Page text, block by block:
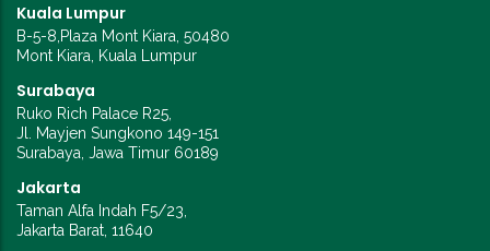
Kuala Lumpur
B-5-8,Plaza Mont Kiara, 50480
Mont Kiara, Kuala Lumpur
Surabaya
Ruko Rich Palace R25,
Jl. Mayjen Sungkono 149-151
Surabaya, Jawa Timur 60189
Jakarta
Taman Alfa Indah F5/23,
Jakarta Barat, 11640